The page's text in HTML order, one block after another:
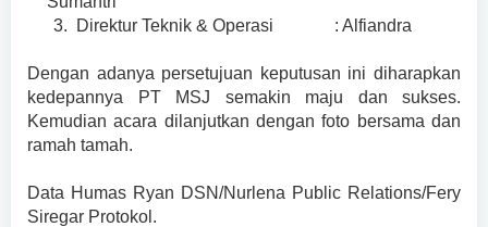
3.
Direktur Teknik & Operasi : Alfiandra
Dengan adanya persetujuan keputusan ini diharapkan
kedepannya PT MSJ semakin maju dan sukses.
Kemudian acara dilanjutkan dengan foto bersama dan
ramah tamah.
Data Humas Ryan DSN/Nurlena Public Relations/Fery
Siregar Protokol.